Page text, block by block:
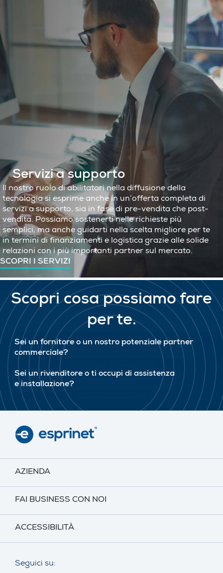
Servizi a supporto
Il nostro ruolo di abilitatori nella diffusione della
tecnologia si esprime anche in un’offerta completa di
servizi a supporto, sia in fase di pre-vendita che post-
vendita. Possiamo sostenerti nelle richieste più
semplici, ma anche guidarti nella scelta migliore per te
in termini di finanziamenti e logistica grazie alle solide
relazioni con i più importanti partner sul mercato.
SCOPRI I SERVIZI
Scopri cosa possiamo fare
per te.
Sei un fornitore o un nostro potenziale partner
commerciale?
Sei un rivenditore o ti occupi di assistenza
e installazione?
AZIENDA
FAI BUSINESS CON NOI
ACCESSIBILITÀ
Seguici su: